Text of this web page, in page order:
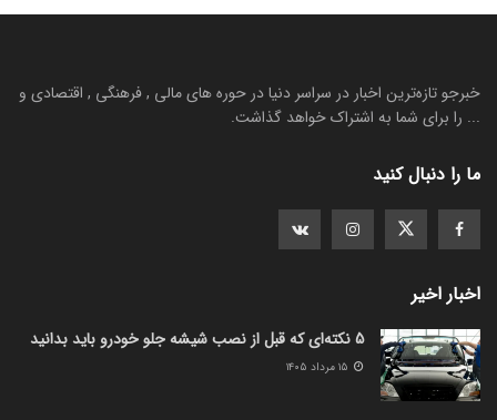
خبرجو تازه‌ترین اخبار در سراسر دنیا در حوره های مالی , فرهنگی , اقتصادی و
... را برای شما به اشتراک خواهد گذاشت.
ما را دنبال کنید
اخبار اخیر
5 نکته‌ای که قبل از نصب شیشه جلو خودرو باید بدانید